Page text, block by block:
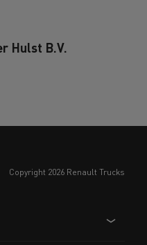
Hulst B.V.
copyright 2026 Renault Trucks